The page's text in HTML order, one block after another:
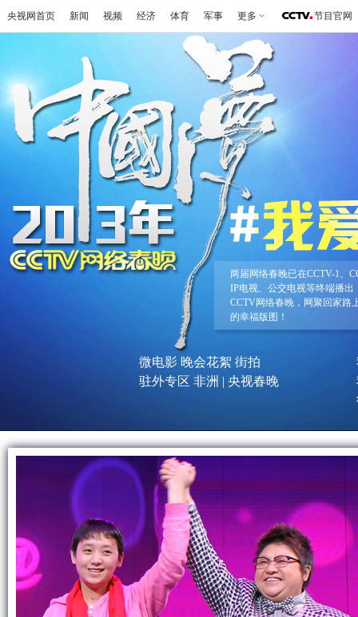
央视网首页 新闻 视频 经济 体育 军事 更多 节目官网
两届网络春晚已在CCTV-1、
IP电视、公交电视等终端播出
CCTV网络春晚，网聚回家路
的幸福版图！
微电影 晚会花絮 街拍
驻外专区 非洲 | 央视春晚